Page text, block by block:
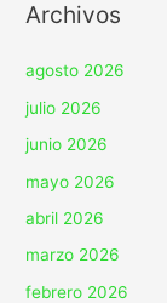
Archivos
agosto 2026
julio 2026
junio 2026
mayo 2026
abril 2026
marzo 2026
febrero 2026